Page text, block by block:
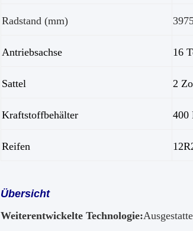
Radstand (mm)
Antriebsachse 16
Sattel 2
Kraftstoffbehälter 400
Reifen
Übersicht
Weiterentwickelte Technologie: